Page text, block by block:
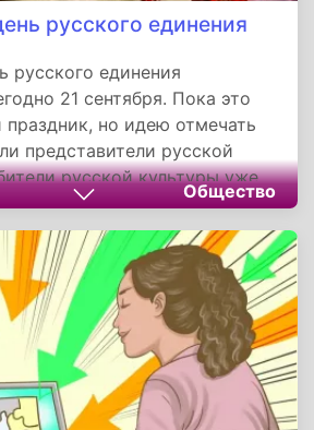
русского единения
русского единения
21 сентября. Пока это
но идею отмечать
представители русской
русской культуры уже
Общество